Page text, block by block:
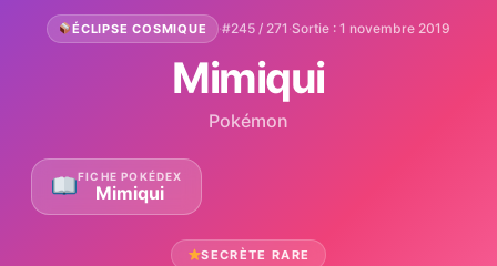
ÉCLIPSE COSMIQUE ·#245 / 271 ·Sortie : 1 novembre 2019
Mimiqui
Pokémon
FICHE POKÉDEX
Mimiqui
SECRÈTE RARE